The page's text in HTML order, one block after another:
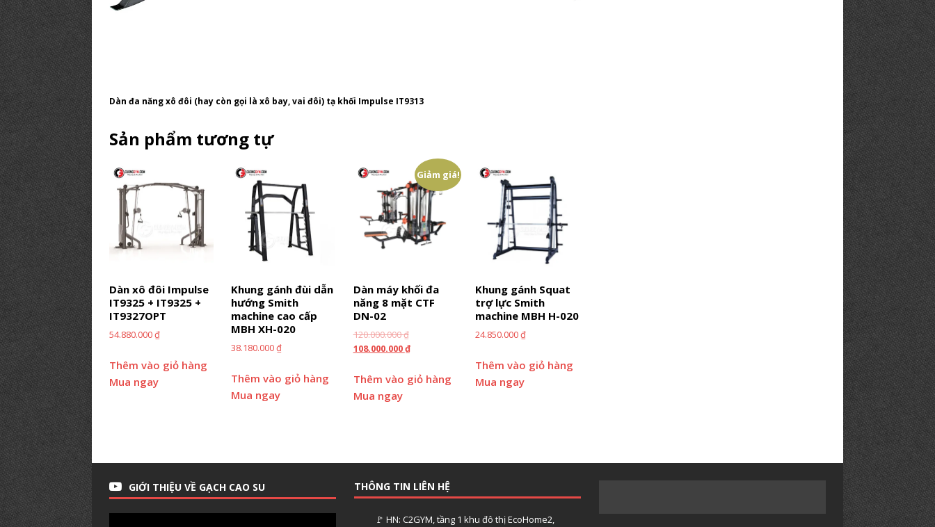
Dàn đa năng xô đôi (hay còn gọi là xô bay, vai đôi) tạ khối Impulse IT9313
Sản phẩm tương tự
Dàn xô đôi Impulse
IT9325 + IT9325 +
IT9327OPT
54.880.000₫
Thêm vào giỏ hàng
Mua ngay
Khung gánh đùi dẫn
hướng Smith
machine cao cấp
MBH XH-020
38.180.000₫
Thêm vào giỏ hàng
Mua ngay
Giảm giá!
Dàn máy khối đa
năng 8 mặt CTF
DN-02
120.000.000₫
108.000.000₫
Thêm vào giỏ hàng
Mua ngay
Khung gánh Squat
trợ lực Smith
machine MBH H-020
24.850.000₫
Thêm vào giỏ hàng
Mua ngay
GIỚI THIỆU VỀ GẠCH CAO SU THÔNG TIN LIÊN HỆ
🚩 HN: C2GYM, tầng 1 khu đô thị EcoHome2,